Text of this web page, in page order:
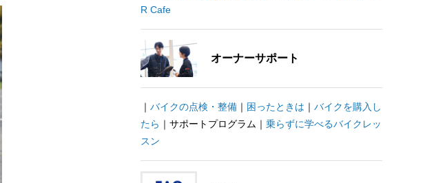
R Cafe
オーナーサポート
｜ バイクの点検・整備｜ 困ったときは ｜ バイクを購入し
たら ｜サポートプログラム｜ 乗らずに学べるバイクレッ
スン